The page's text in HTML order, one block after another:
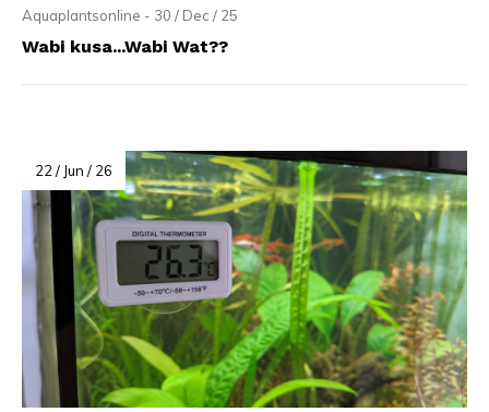
Aquaplantsonline - 30 / Dec / 25
Wabi kusa...Wabi Wat??
22 / Jun / 26